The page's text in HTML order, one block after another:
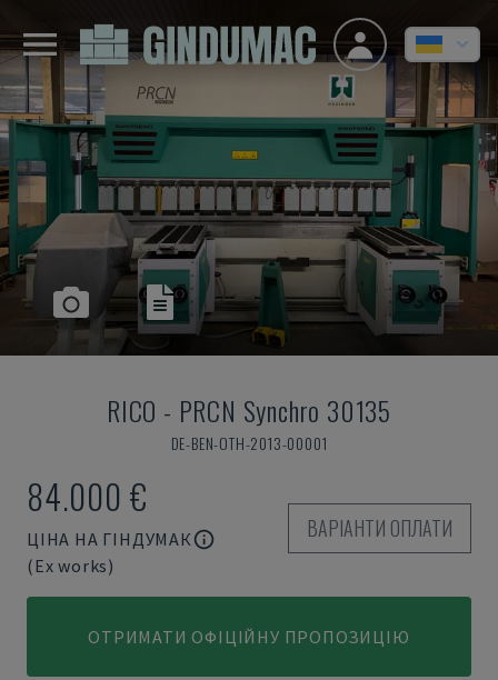
RICO - PRCN Synchro 30135
DE-BEN-OTH-2013-00001
84.000 €
ЦІНА НА ГІНДУМАК
(Ex works)
ВАРІАНТИ ОПЛАТИ
ОТРИМАТИ ОФІЦІЙНУ ПРОПОЗИЦІЮ